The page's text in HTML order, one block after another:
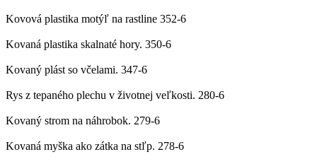
Kovová plastika motýľ na rastline 352-6
Kovaná plastika skalnaté hory. 350-6
Kovaný plást so včelami. 347-6
Rys z tepaného plechu v životnej veľkosti. 280-6
Kovaný strom na náhrobok. 279-6
Kovaná myška ako zátka na stľp. 278-6